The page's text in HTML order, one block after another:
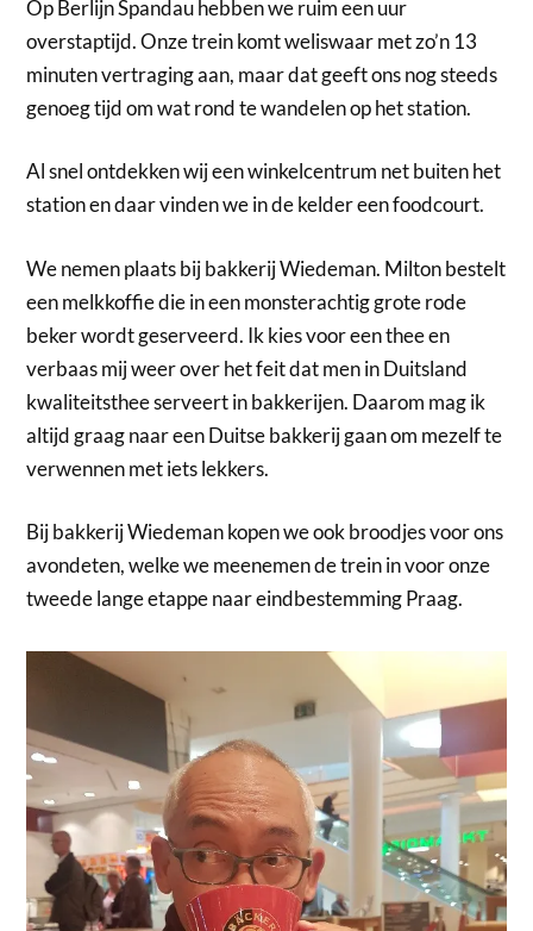
Op Berlijn Spandau hebben we ruim een uur
overstaptijd. Onze trein komt weliswaar met zo’n 13
minuten vertraging aan, maar dat geeft ons nog steeds
genoeg tijd om wat rond te wandelen op het station.
Al snel ontdekken wij een winkelcentrum net buiten het
station en daar vinden we in de kelder een foodcourt.
We nemen plaats bij bakkerij Wiedeman. Milton bestelt
een melkkoffie die in een monsterachtig grote rode
beker wordt geserveerd. Ik kies voor een thee en
verbaas mij weer over het feit dat men in Duitsland
kwaliteitsthee serveert in bakkerijen. Daarom mag ik
altijd graag naar een Duitse bakkerij gaan om mezelf te
verwennen met iets lekkers.
Bij bakkerij Wiedeman kopen we ook broodjes voor ons
avondeten, welke we meenemen de trein in voor onze
tweede lange etappe naar eindbestemming Praag.